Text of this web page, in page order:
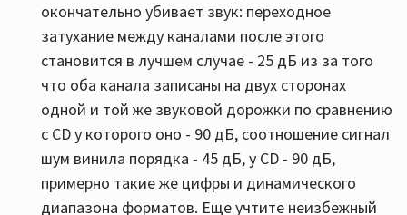
окончательно убивает звук: переходное
затухание между каналами после этого
становится в лучшем случае - 25 дБ из за того
что оба канала записаны на двух сторонах
одной и той же звуковой дорожки по сравнению
с CD у которого оно - 90 дБ, соотношение сигнал
шум винила порядка - 45 дБ, у СD - 90 дБ,
примерно такие же цифры и динамического
диапазона форматов. Еще учтите неизбежный